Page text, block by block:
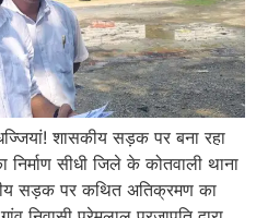
शासकीय सड़क पर बना रहा
सीधी जिले के कोतवाली थाना
सड़क पर कथित अतिक्रमण का